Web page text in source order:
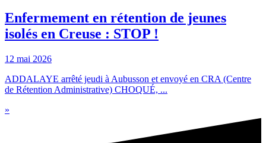
Enfermement en rétention de jeunes
isolés en Creuse : STOP !
12 mai 2026
ADDALAYE arrêté jeudi à Aubusson et envoyé en CRA (Centre
de Rétention Administrative) CHOQUÉ, ...
»